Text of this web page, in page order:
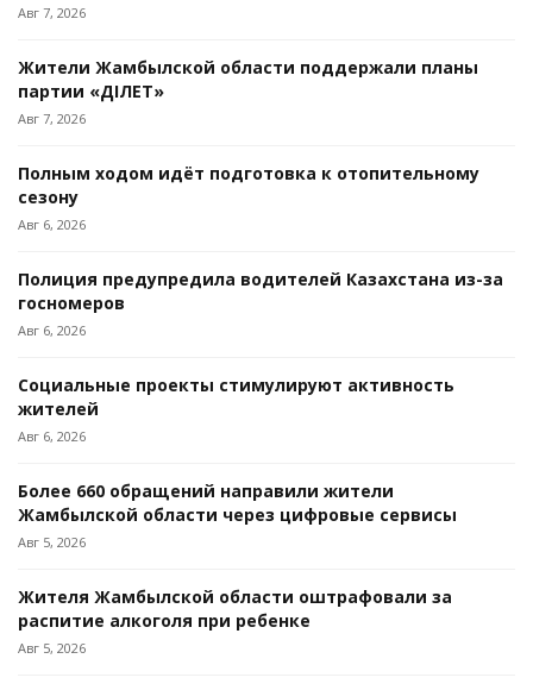
Авг 7, 2026
Жители Жамбылской области поддержали планы
партии «ӘДІЛЕТ»
Авг 7, 2026
Полным ходом идёт подготовка к отопительному
сезону
Авг 6, 2026
Полиция предупредила водителей Казахстана из-за
госномеров
Авг 6, 2026
Социальные проекты стимулируют активность
жителей
Авг 6, 2026
Более 660 обращений направили жители
Жамбылской области через цифровые сервисы
Авг 5, 2026
Жителя Жамбылской области оштрафовали за
распитие алкоголя при ребенке
Авг 5, 2026